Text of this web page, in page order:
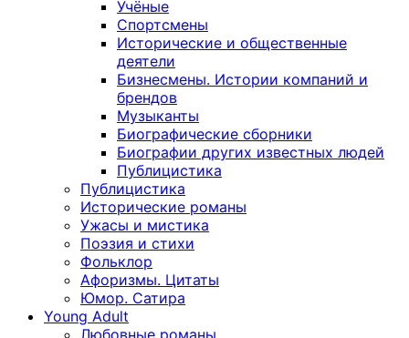
Учёные
Спортсмены
Исторические и общественные
деятели
Бизнесмены. Истории компаний и
брендов
Музыканты
Биографические сборники
Биографии других известных людей
Публицистика
Публицистика
Исторические романы
Ужасы и мистика
Поэзия и стихи
Фольклор
Афоризмы. Цитаты
Юмор. Сатира
Young Adult
Любовные романы